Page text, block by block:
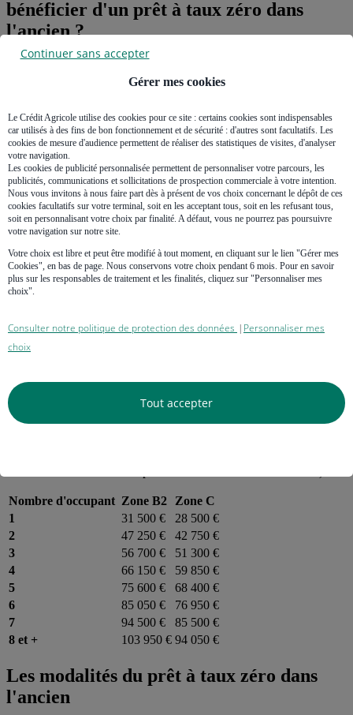
bénéficier d'un prêt à taux zéro dans
l'ancien ?
Le nouveau PTZ dans l'ancien est limité à un achat immobilier
exclusivement pour les achats de logement neuf. En 2025, le PTZ
dans l'ancien devrait donc continuer à concerner les zones B2 et C.
Ces zones sont dites
moins fortes. Elles concernent les communes de province de moins
de 250 000 habitants ainsi que les zones rurales.
Le zonage évolue fréquemment, en dernier lieu par l'arrêté du 1er
août 2024. Pour connaître la situation de votre commune, utilisez le
Comment obtenir un PTZ dans l'ancien ?
Éligibilité
Pour être éligible au PTZ dans l'ancien avec travaux, l'emprunteur
doit également respecter des conditions de ressources.
:
Nombre d'occupant Zone B2
Zone C
1
31 500 €
28 500 €
2
47 250 €
42 750 €
3
56 700 €
51 300 €
4
66 150 €
59 850 €
5
75 600 €
68 400 €
6
85 050 €
76 950 €
7
94 500 €
85 500 €
8 et +
103 950 € 94 050 €
Les modalités du prêt à taux zéro dans
l'ancien
Gérer mes cookies
Le Crédit Agricole utilise des cookies pour ce site : certains cookies sont indispensables
car utilisés à des fins de bon fonctionnement et de sécurité : d'autres sont facultatifs. Les
cookies de mesure d'audience permettent de réaliser des statistiques de visites, d'analyser
votre navigation.
Les cookies de publicité personnalisée permettent de personnaliser votre parcours, les
publicités, communications et sollicitations de prospection commerciale à votre intention.
Nous vous invitons à nous faire part dès à présent de vos choix concernant le dépôt de ces
cookies facultatifs sur votre terminal, soit en les acceptant tous, soit en les refusant tous,
soit en personnalisant votre choix par finalité. A défaut, vous ne pourrez pas poursuivre
votre navigation sur notre site.
Votre choix est libre et peut être modifié à tout moment, en cliquant sur le lien "Gérer mes
Cookies", en bas de page. Nous conservons votre choix pendant 6 mois. Pour en savoir
plus sur les responsables de traitement et les finalités, cliquez sur "Personnaliser mes
choix".
Consulter notre politique de protection des données | Personnaliser mes
choix
Continuer sans accepter
Tout accepter